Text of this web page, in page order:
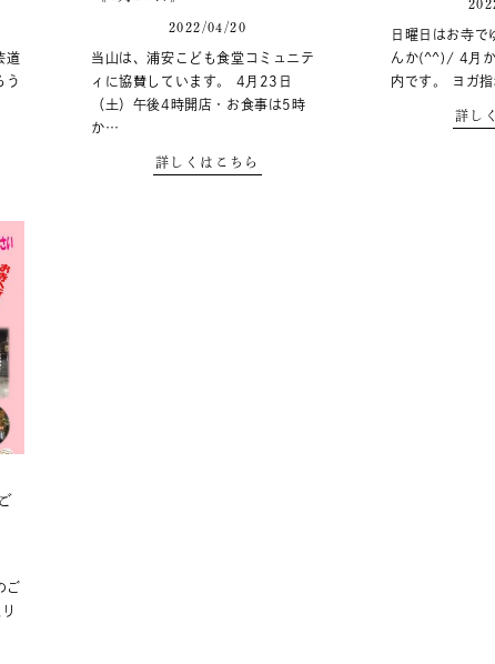
道
う
2022/04/20
当山は、浦安こども食堂コミュニテ
ィに協賛しています。 4月23日
（土）午後4時開店・お食事は5時
か…
詳しくはこちら
日曜日はお寺で
んか(^^)/ 4月か
内です。 ヨガ
詳し
ご